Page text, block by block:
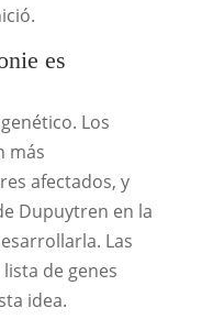
es
Los
más
afectados, y
Dupuytren en la
Las
de genes
idea.